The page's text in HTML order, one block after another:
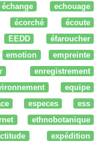
échange
echouage
écorché
écoute
EEDD
éfaroucher
emotion
empreinte
enregistrement
equipe
especes
ess
ethnobotanique
expédition